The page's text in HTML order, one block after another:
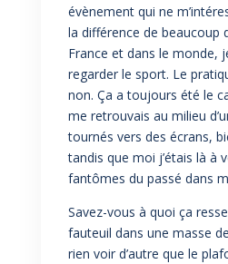
évènement qui ne
la différence de beaucoup
France et dans le monde,
regarder le sport. Le
non. Ça a toujours été le
me retrouvais au milieu
tournés vers des écrans,
tandis que moi j’étais là à
fantômes du passé dans
Savez-vous à quoi ça
fauteuil dans une masse
rien voir d’autre que le